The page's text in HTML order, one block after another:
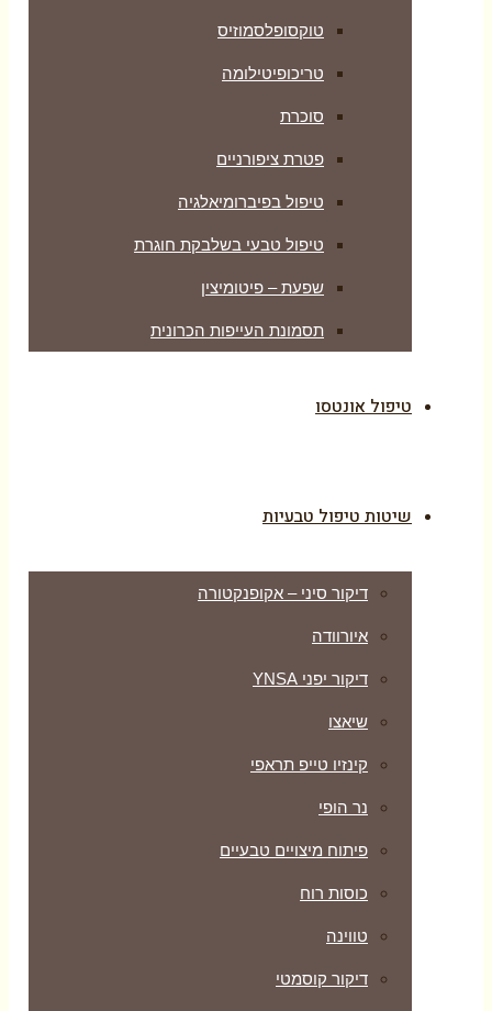
טוקסופלסמוזיס
טריכופיטילומה
סוכרת
פטרת ציפורניים
טיפול בפיברומיאלגיה
טיפול טבעי בשלבקת חוגרת
שפעת – פיטומיצין
תסמונת העייפות הכרונית
טיפול אונטסו
שיטות טיפול טבעיות
דיקור סיני – אקופנקטורה
איורוודה
דיקור יפני YNSA
שיאצו
קינזיו טייפ תראפי
נר הופי
פיתוח מיצויים טבעיים
כוסות רוח
טווינה
דיקור קוסמטי